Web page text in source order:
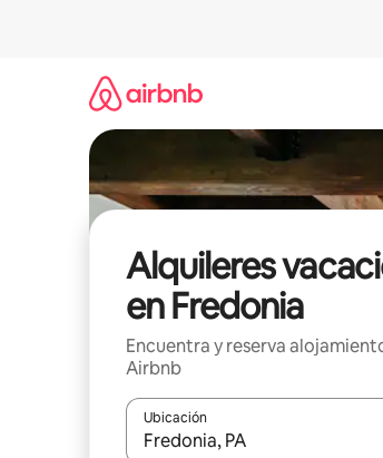
Alquileres
en Fredonia
Encuentra y reserva
Airbnb
Ubicación
Cuando los resultados estén